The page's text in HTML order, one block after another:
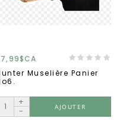
Muselière Panier
+
-
AJOUTER